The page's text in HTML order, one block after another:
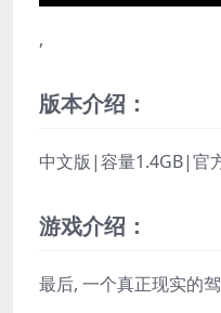
,
版本介绍：
中文版|容量1.4GB|官
游戏介绍：
最后, 一个真正现实的